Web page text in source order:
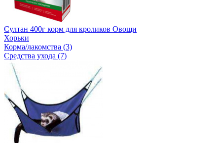
Султан 400г корм для кроликов Овощи
Хорьки
Корма/лакомства (3)
Средства ухода (7)